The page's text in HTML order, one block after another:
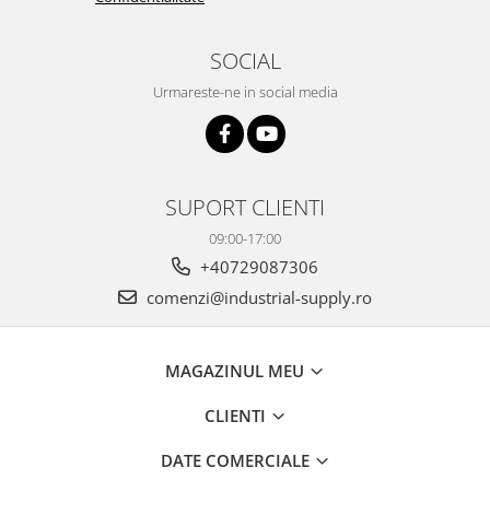
SOCIAL
Urmareste-ne in social media
SUPORT CLIENTI
09:00-17:00
+40729087306
comenzi@industrial-supply.ro
MAGAZINUL MEU
CLIENTI
DATE COMERCIALE